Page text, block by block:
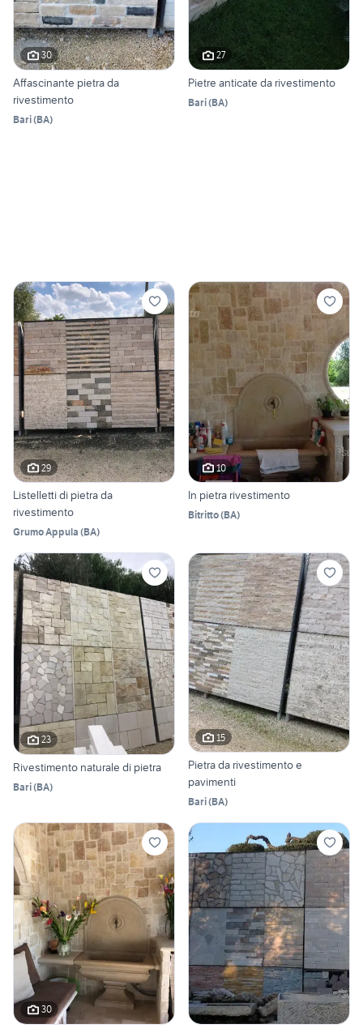
30
Affascinante pietra da
rivestimento
Bari(BA)
27
Pietre anticate da rivestimento
Bari(BA)
29
Listelletti di pietra da
rivestimento
Grumo Appula (BA)
10
In pietra rivestimento
Bitritto(BA)
23
Rivestimento naturale di pietra
Bari(BA)
15
Pietra da rivestimento e
pavimenti
Bari(BA)
30